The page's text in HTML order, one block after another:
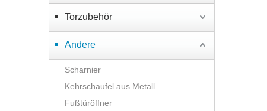
Torzubehör
Andere
Scharnier
Kehrschaufel aus Metall
Fußtüröffner